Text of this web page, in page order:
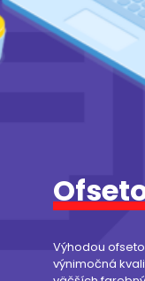
Výhodou
výnimočná